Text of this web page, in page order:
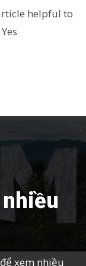
helpful to
Yes
xem nhiều